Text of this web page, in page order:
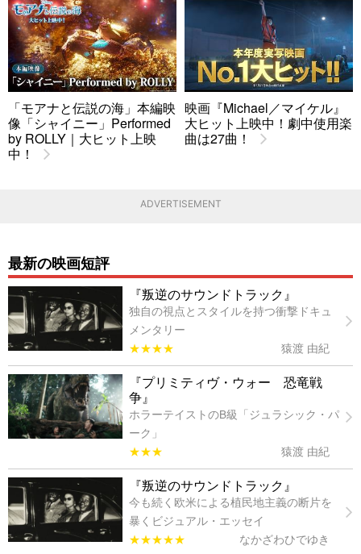
「モアナと伝説の海」本編映
像「シャイニー」Performed
by ROLLY｜大ヒット上映
中！
映画『Michael／マイケル』
大ヒット上映中！劇中使用楽
曲は27曲！
ADVERTISEMENT
最新の映画短評
『叛逆のサウンドトラック』
独自の視点とスタイルを持つ衝撃ドキュ
メンタリー
★★★★
猿渡 由紀
『プリミティヴ・ウォー 恐竜戦
争』
ホラーテイストのB級「ジュラシック・パ
ーク」
★★★
猿渡 由紀
『叛逆のサウンドトラック』
今も続く欧米による植民地主義の断片を
暴くビジュアル・エッセイ
★★★★★
なかざわひでゆき